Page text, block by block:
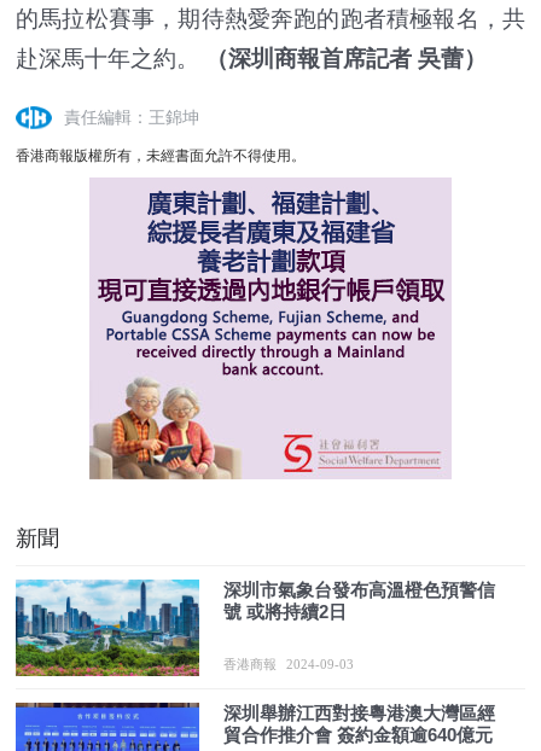
的馬拉松賽事，期待熱愛奔跑的跑者積極報名，共
赴深馬十年之約。
（深圳商報首席記者 吳蕾）
責任編輯：王錦坤
香港商報版權所有，未經書面允許不得使用。
新聞
深圳市氣象台發布高溫橙色預警信
號 或將持續2日
香港商報 2024-09-03
深圳舉辦江西對接粵港澳大灣區經
貿合作推介會 簽約金額逾640億元